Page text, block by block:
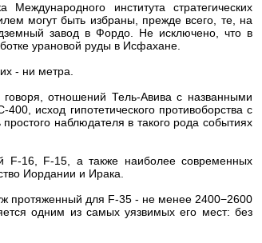
института стратегических
могут быть избраны, прежде всего, те, на
завод в Фордо. Не исключено, что в
урановой руды в Исфахане.
- ни метра.
отношений Тель-Авива с названными
исход гипотетического противоборства с
наблюдателя в такого рода событиях
F-16, F-15, а также наиболее современных
Иордании и Ирака.
протяженный для F-35 - не менее 2400−2600
одним из самых уязвимых его мест: без